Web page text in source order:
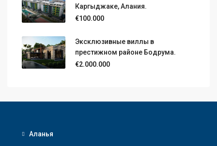
Каргыджаке, Алания.
€100.000
Эксклюзивные виллы в
престижном районе Бодрума.
€2.000.000
Аланья